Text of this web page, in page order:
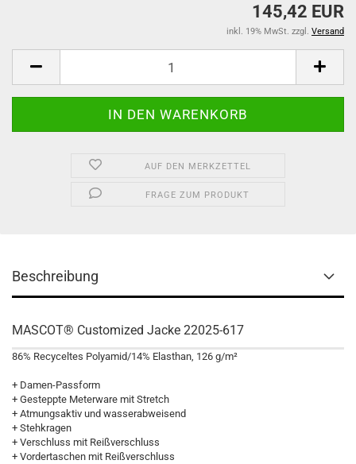
145,42 EUR
inkl. 19% MwSt. zzgl. Versand
AUF DEN MERKZETTEL
FRAGE ZUM PRODUKT
Beschreibung
MASCOT® Customized Jacke 22025-617
86% Recyceltes Polyamid/14% Elasthan, 126 g/m²
+ Damen-Passform
+ Gesteppte Meterware mit Stretch
+ Atmungsaktiv und wasserabweisend
+ Stehkragen
+ Verschluss mit Reißverschluss
+ Vordertaschen mit Reißverschluss